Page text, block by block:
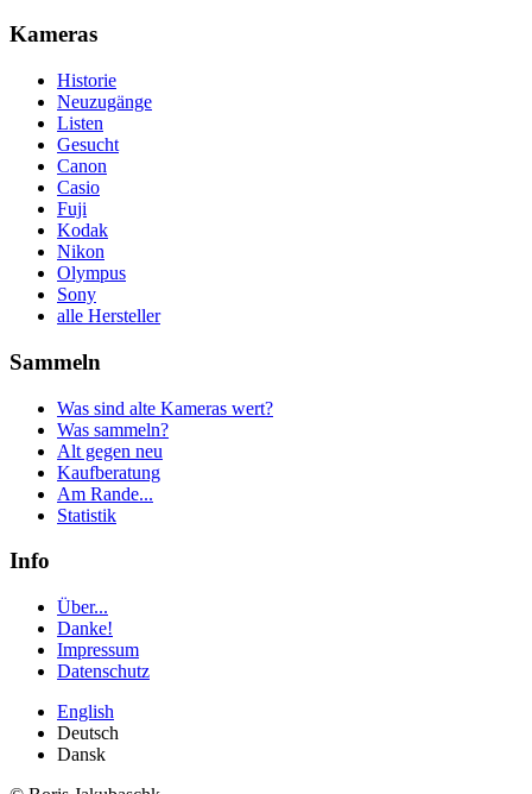
Kameras
Historie
Neuzugänge
Listen
Gesucht
Canon
Casio
Fuji
Kodak
Nikon
Olympus
Sony
alle Hersteller
Sammeln
Was sind alte Kameras wert?
Was sammeln?
Alt gegen neu
Kaufberatung
Am Rande...
Statistik
Info
Über...
Danke!
Impressum
Datenschutz
English
Deutsch
Dansk